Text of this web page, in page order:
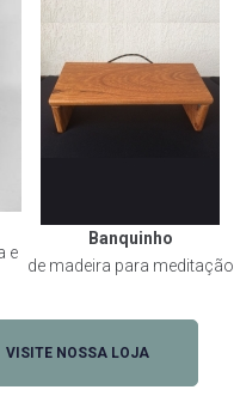
e
Banquinho
de madeira para meditação
VISITE NOSSA LOJA